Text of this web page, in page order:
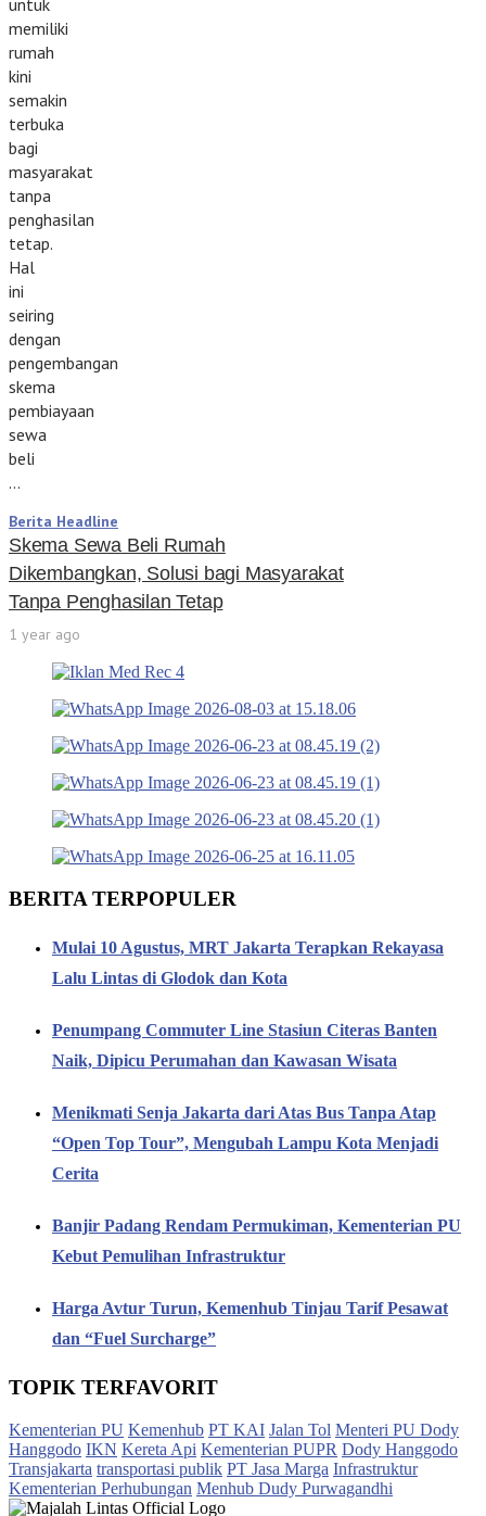
untuk
memiliki
rumah
kini
semakin
terbuka
bagi
masyarakat
tanpa
penghasilan
tetap.
Hal
ini
seiring
dengan
pengembangan
skema
pembiayaan
sewa
beli
…
Berita Headline
Skema Sewa Beli Rumah
Dikembangkan, Solusi bagi Masyarakat
Tanpa Penghasilan Tetap
1 year ago
BERITA TERPOPULER
Mulai 10 Agustus, MRT Jakarta Terapkan Rekayasa
Lalu Lintas di Glodok dan Kota
Penumpang Commuter Line Stasiun Citeras Banten
Naik, Dipicu Perumahan dan Kawasan Wisata
Menikmati Senja Jakarta dari Atas Bus Tanpa Atap
“Open Top Tour”, Mengubah Lampu Kota Menjadi
Cerita
Banjir Padang Rendam Permukiman, Kementerian PU
Kebut Pemulihan Infrastruktur
Harga Avtur Turun, Kemenhub Tinjau Tarif Pesawat
dan “Fuel Surcharge”
TOPIK TERFAVORIT
Kementerian PU Kemenhub PT KAI Jalan Tol Menteri PU Dody
Hanggodo IKN Kereta Api Kementerian PUPR Dody Hanggodo
Transjakarta transportasi publik PT Jasa Marga Infrastruktur
Kementerian Perhubungan Menhub Dudy Purwagandhi